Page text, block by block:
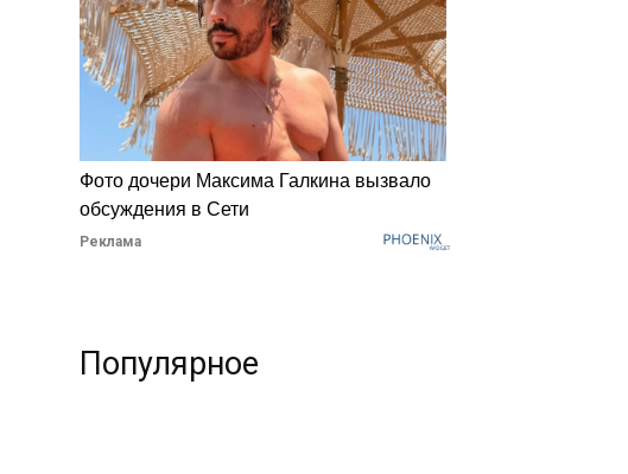
Фото дочери Максима Галкина вызвало
обсуждения в Сети
Реклама
Популярное